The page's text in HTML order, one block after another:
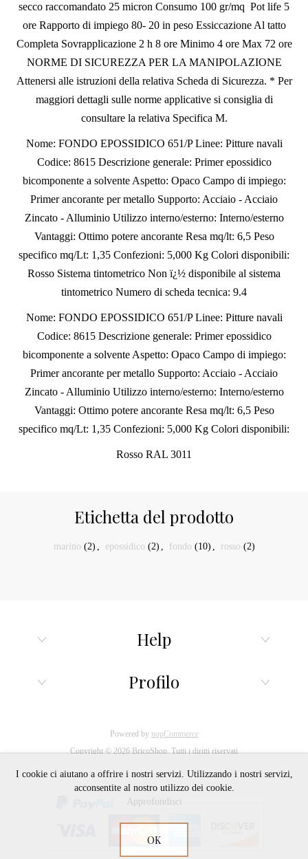
secco raccomandato 25 micron Consumo 100 gr/mq Pot life 5
ore Rapporto di impiego 80- 20 in peso Essiccazione Al tatto
Completa Sovrapplicazione 2 h 8 ore Minimo 4 ore Max 72 ore
NORME DI SICUREZZA PER LA MANIPOLAZIONE
Attenersi alle istruzioni della relativa Scheda di Sicurezza. * Per
maggiori dettagli sulle norme applicative si consiglia di
consultare la relativa Specifica M.
Nome: FONDO EPOSSIDICO 651/P Linee: Pitture navali
Codice: 8615 Descrizione generale: Primer epossidico
bicomponente a solvente Aspetto: Opaco Campo di impiego:
Primer ancorante per metallo Supporto: Acciaio - Acciaio
Zincato - Alluminio Utilizzo interno/esterno: Interno/esterno
Vantaggi: Ottimo potere ancorante Resa mq/lt: 6,5 Peso
specifico mq/Lt: 1,35 Confezioni: 5,000 Kg Colori disponibili:
Rosso Sistema tintometrico Non ï¿½ disponibile al sistema
tintometrico Numero di scheda tecnica: 9.4
Nome: FONDO EPOSSIDICO 651/P Linee: Pitture navali
Codice: 8615 Descrizione generale: Primer epossidico
bicomponente a solvente Aspetto: Opaco Campo di impiego:
Primer ancorante per metallo Supporto: Acciaio - Acciaio
Zincato - Alluminio Utilizzo interno/esterno: Interno/esterno
Vantaggi: Ottimo potere ancorante Resa mq/lt: 6,5 Peso
specifico mq/Lt: 1,35 Confezioni: 5,000 Kg Colori disponibili:
Rosso RAL 3011
Etichetta del prodotto
marino (2) , epossidico (2) , fondo (10) , rosso (2)
Help
Profilo
Powered by nopCommerce
Copyright © 2026 BricoShop. Tutti i diritti riservati
I cookie ci aiutano a offrire i nostri servizi. Utilizzando i nostri servizi,
acconsentite al nostro utilizzo dei cookie.
Approfondisci
OK